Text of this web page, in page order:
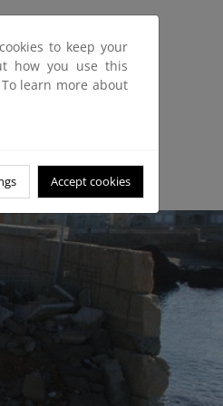
to keep your
how you use this
learn more about
Accept cookies